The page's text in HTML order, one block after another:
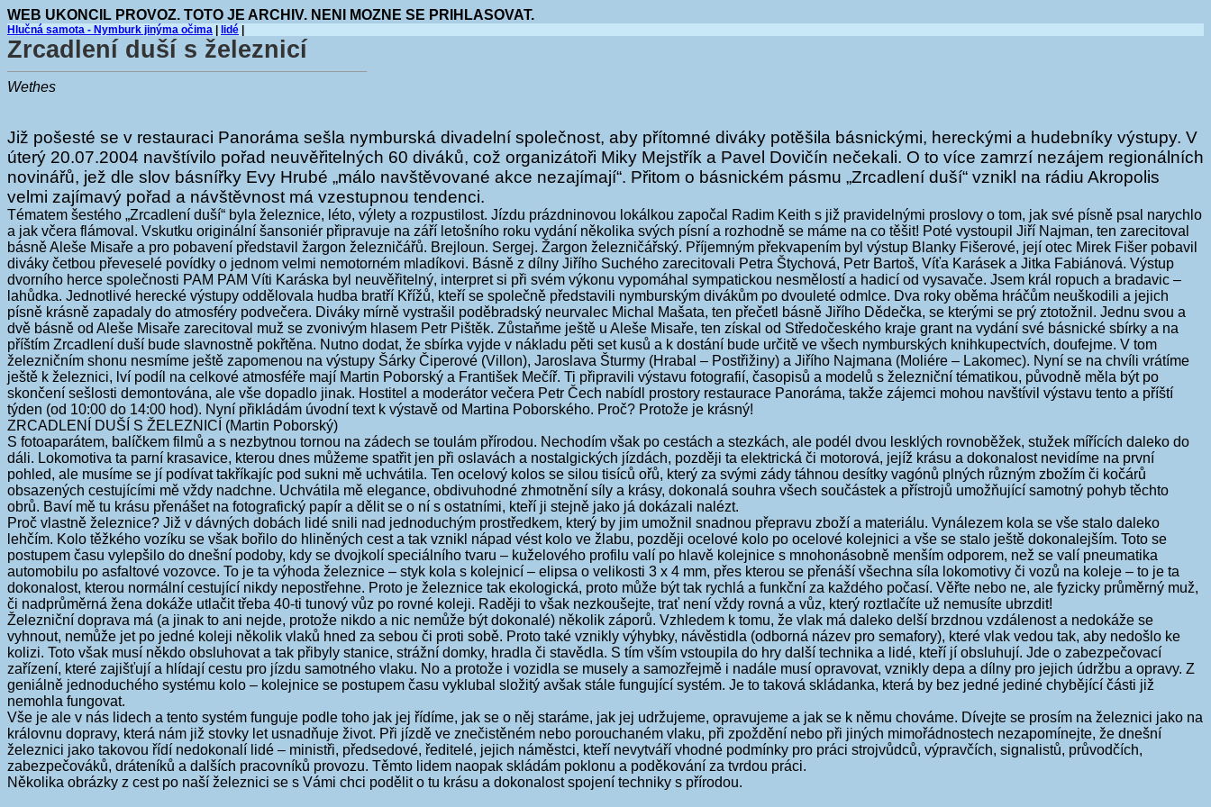
WEB UKONCIL PROVOZ. TOTO JE ARCHIV. NENI MOZNE SE PRIHLASOVAT.
Hlučná samota - Nymburk jinýma očima lidé
Zrcadlení duší s železnicí
Wethes
Již pošesté se v restauraci Panoráma sešla nymburská divadelní společnost, aby přítomné diváky potěšila básnickými, hereckými a hudebníky výstupy. V
úterý 20.07.2004 navštívilo pořad neuvěřitelných 60 diváků, což organizátoři Miky Mejstřík a Pavel Dovičín nečekali. O to více zamrzí nezájem regionálních
novinářů, jež dle slov básnířky Evy Hrubé „málo navštěvované akce nezajímají“. Přitom o básnickém pásmu „Zrcadlení duší“ vznikl na rádiu Akropolis
velmi zajímavý pořad a návštěvnost má vzestupnou tendenci.
Tématem šestého „Zrcadlení duší“ byla železnice, léto, výlety a rozpustilost. Jízdu prázdninovou lokálkou započal Radim Keith s již pravidelnými proslovy o tom, jak své písně psal narychlo
a jak včera flámoval. Vskutku originální šansoniér připravuje na září letošního roku vydání několika svých písní a rozhodně se máme na co těšit! Poté vystoupil Jiří Najman, ten zarecitoval
básně Aleše Misaře a pro pobavení představil žargon železničářů. Brejloun. Sergej. Žargon železničářský. Příjemným překvapením byl výstup Blanky Fišerové, její otec Mirek Fišer pobavil
diváky četbou převeselé povídky o jednom velmi nemotorném mladíkovi. Básně z dílny Jiřího Suchého zarecitovali Petra Štychová, Petr Bartoš, Víťa Karásek a Jitka Fabiánová. Výstup
dvorního herce společnosti PAM PAM Víti Karáska byl neuvěřitelný, interpret si při svém výkonu vypomáhal sympatickou nesmělostí a hadicí od vysavače. Jsem král ropuch a bradavic –
lahůdka. Jednotlivé herecké výstupy oddělovala hudba bratří Křížů, kteří se společně představili nymburským divákům po dvouleté odmlce. Dva roky oběma hráčům neuškodili a jejich
písně krásně zapadaly do atmosféry podvečera. Diváky mírně vystrašil poděbradský neurvalec Michal Mašata, ten přečetl básně Jiřího Dědečka, se kterými se prý ztotožnil. Jednu svou a
dvě básně od Aleše Misaře zarecitoval muž se zvonivým hlasem Petr Pištěk. Zůstaňme ještě u Aleše Misaře, ten získal od Středočeského kraje grant na vydání své básnické sbírky a na
příštím Zrcadlení duší bude slavnostně pokřtěna. Nutno dodat, že sbírka vyjde v nákladu pěti set kusů a k dostání bude určitě ve všech nymburských knihkupectvích, doufejme. V tom
železničním shonu nesmíme ještě zapomenou na výstupy Šárky Čiperové (Villon), Jaroslava Šturmy (Hrabal – Postřižiny) a Jiřího Najmana (Moliére – Lakomec). Nyní se na chvíli vrátíme
ještě k železnici, lví podíl na celkové atmosféře mají Martin Poborský a František Mečíř. Ti připravili výstavu fotografií, časopisů a modelů s železniční tématikou, původně měla být po
skončení sešlosti demontována, ale vše dopadlo jinak. Hostitel a moderátor večera Petr Čech nabídl prostory restaurace Panoráma, takže zájemci mohou navštívil výstavu tento a příští
týden (od 10:00 do 14:00 hod). Nyní přikládám úvodní text k výstavě od Martina Poborského. Proč? Protože je krásný!
ZRCADLENÍ DUŠÍ S ŽELEZNICÍ (Martin Poborský)
S fotoaparátem, balíčkem filmů a s nezbytnou tornou na zádech se toulám přírodou. Nechodím však po cestách a stezkách, ale podél dvou lesklých rovnoběžek, stužek mířících daleko do
dáli. Lokomotiva ta parní krasavice, kterou dnes můžeme spatřit jen při oslavách a nostalgických jízdách, později ta elektrická či motorová, jejíž krásu a dokonalost nevidíme na první
pohled, ale musíme se jí podívat takříkajíc pod sukni mě uchvátila. Ten ocelový kolos se silou tisíců ořů, který za svými zády táhnou desítky vagónů plných různým zbožím či kočárů
obsazených cestujícími mě vždy nadchne. Uchvátila mě elegance, obdivuhodné zhmotnění síly a krásy, dokonalá souhra všech součástek a přístrojů umožňující samotný pohyb těchto
obrů. Baví mě tu krásu přenášet na fotografický papír a dělit se o ní s ostatními, kteří ji stejně jako já dokázali nalézt.
Proč vlastně železnice? Již v dávných dobách lidé snili nad jednoduchým prostředkem, který by jim umožnil snadnou přepravu zboží a materiálu. Vynálezem kola se vše stalo daleko
lehčím. Kolo těžkého vozíku se však bořilo do hliněných cest a tak vznikl nápad vést kolo ve žlabu, později ocelové kolo po ocelové kolejnici a vše se stalo ještě dokonalejším. Toto se
postupem času vylepšilo do dnešní podoby, kdy se dvojkolí speciálního tvaru – kuželového profilu valí po hlavě kolejnice s mnohonásobně menším odporem, než se valí pneumatika
automobilu po asfaltové vozovce. To je ta výhoda železnice – styk kola s kolejnicí – elipsa o velikosti 3 x 4 mm, přes kterou se přenáší všechna síla lokomotivy či vozů na koleje – to je ta
dokonalost, kterou normální cestující nikdy nepostřehne. Proto je železnice tak ekologická, proto může být tak rychlá a funkční za každého počasí. Věřte nebo ne, ale fyzicky průměrný muž,
či nadprůměrná žena dokáže utlačit třeba 40-ti tunový vůz po rovné koleji. Raději to však nezkoušejte, trať není vždy rovná a vůz, který roztlačíte už nemusíte ubrzdit!
Železniční doprava má (a jinak to ani nejde, protože nikdo a nic nemůže být dokonalé) několik záporů. Vzhledem k tomu, že vlak má daleko delší brzdnou vzdálenost a nedokáže se
vyhnout, nemůže jet po jedné koleji několik vlaků hned za sebou či proti sobě. Proto také vznikly výhybky, návěstidla (odborná název pro semafory), které vlak vedou tak, aby nedošlo ke
kolizi. Toto však musí někdo obsluhovat a tak přibyly stanice, strážní domky, hradla či stavědla. S tím vším vstoupila do hry další technika a lidé, kteří jí obsluhují. Jde o zabezpečovací
zařízení, které zajišťují a hlídají cestu pro jízdu samotného vlaku. No a protože i vozidla se musely a samozřejmě i nadále musí opravovat, vznikly depa a dílny pro jejich údržbu a opravy. Z
geniálně jednoduchého systému kolo – kolejnice se postupem času vyklubal složitý avšak stále fungující systém. Je to taková skládanka, která by bez jedné jediné chybějící části již
nemohla fungovat.
Vše je ale v nás lidech a tento systém funguje podle toho jak jej řídíme, jak se o něj staráme, jak jej udržujeme, opravujeme a jak se k němu chováme. Dívejte se prosím na železnici jako na
královnu dopravy, která nám již stovky let usnadňuje život. Při jízdě ve znečistěném nebo porouchaném vlaku, při zpoždění nebo při jiných mimořádnostech nezapomínejte, že dnešní
železnici jako takovou řídí nedokonalí lidé – ministři, předsedové, ředitelé, jejich náměstci, kteří nevytváří vhodné podmínky pro práci strojvůdců, výpravčích, signalistů, průvodčích,
zabezpečováků, dráteníků a dalších pracovníků provozu. Těmto lidem naopak skládám poklonu a poděkování za tvrdou práci.
Několika obrázky z cest po naší železnici se s Vámi chci podělit o tu krásu a dokonalost spojení techniky s přírodou.